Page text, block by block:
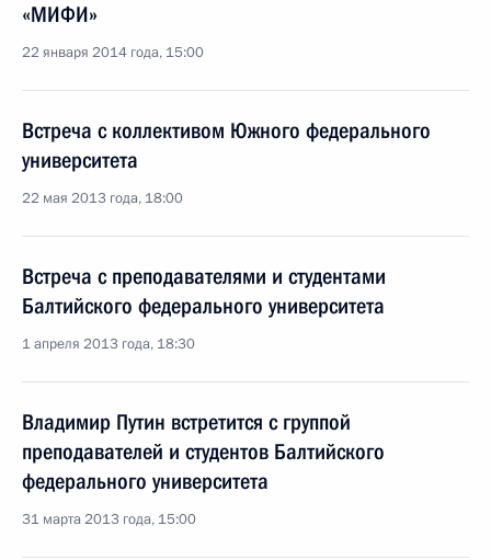
«МИФИ»
22 января 2014 года, 15:00
Встреча с коллективом Южного федерального
университета
22 мая 2013 года, 18:00
Встреча с преподавателями и студентами
Балтийского федерального университета
1 апреля 2013 года, 18:30
Владимир Путин встретится с группой
преподавателей и студентов Балтийского
федерального университета
31 марта 2013 года, 15:00